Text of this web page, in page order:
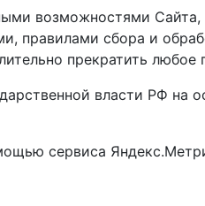
возможностями Сайта,
правилами сбора и
прекратить любое
власти РФ на
сервиса